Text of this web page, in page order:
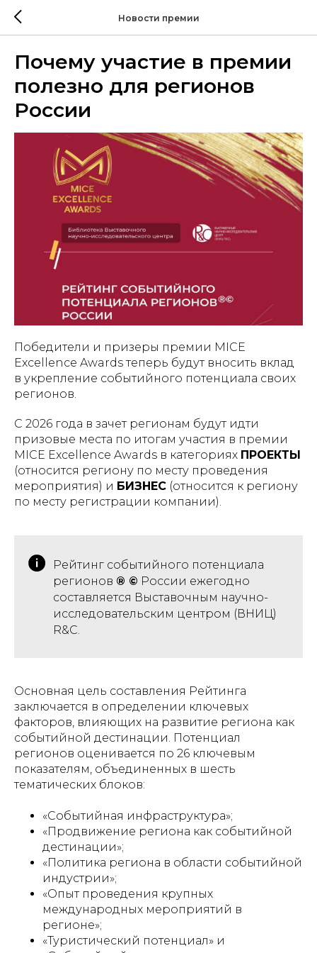
Новости премии
Почему участие в премии
полезно для регионов
России
Победители и призеры премии MICE
Excellence Awards теперь будут вносить вклад
в укрепление событийного потенциала своих
регионов.
С 2026 года в зачет регионам будут идти
призовые места по итогам участия в премии
MICE Excellence Awards в категориях ПРОЕКТЫ
(относится региону по месту проведения
мероприятия) и БИЗНЕС (относится к региону
по месту регистрации компании).
Рейтинг событийного потенциала
регионов ® © России ежегодно
составляется Выставочным научно-
исследовательским центром (ВНИЦ)
R&C.
Основная цель составления Рейтинга
заключается в определении ключевых
факторов, влияющих на развитие региона как
событийной дестинации. Потенциал
регионов оценивается по 26 ключевым
показателям, объединенных в шесть
тематических блоков:
«Событийная инфраструктура»;
«Продвижение региона как событийной
дестинации»;
«Политика региона в области событийной
индустрии»;
«Опыт проведения крупных
международных мероприятий в
регионе»;
«Туристический потенциал» и